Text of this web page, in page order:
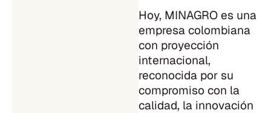
Hoy, MINAGRO es una
empresa colombiana
con proyección
internacional,
reconocida por su
compromiso con la
calidad, la innovación